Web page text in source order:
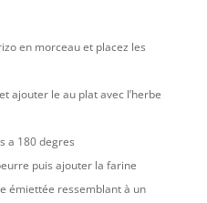
en morceau et placez les
ajouter le au plat avec l’herbe
a 180 degres
puis ajouter la farine
émiettée ressemblant à un